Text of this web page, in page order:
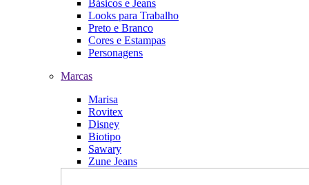
Básicos e Jeans
Looks para Trabalho
Preto e Branco
Cores e Estampas
Personagens
Marcas
Marisa
Rovitex
Disney
Biotipo
Sawary
Zune Jeans